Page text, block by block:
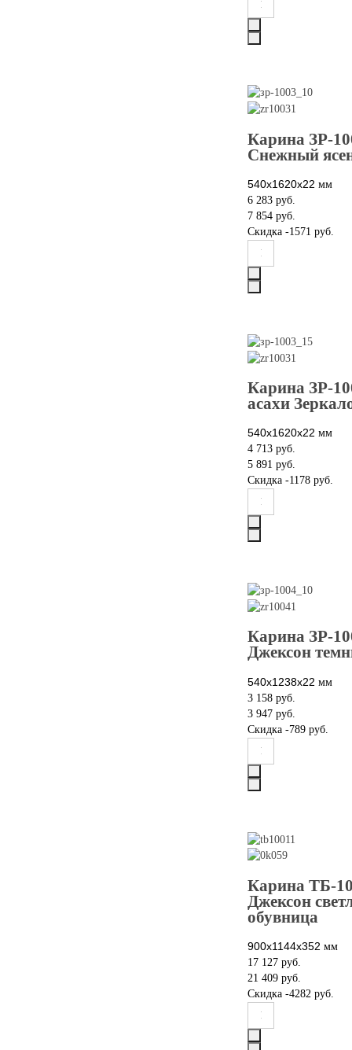
Карина ЗР-
Снежный
540x1620x22 мм
6 283 руб.
7 854 руб.
Скидка -1571 руб.
Карина ЗР-
асахи
540x1620x22 мм
4 713 руб.
5 891 руб.
Скидка -1178 руб.
Карина ЗР-
Джексон
540x1238x22 мм
3 158 руб.
3 947 руб.
Скидка -789 руб.
Карина ТБ-
Джексон
обувница
900x1144х352 мм
17 127 руб.
21 409 руб.
Скидка -4282 руб.